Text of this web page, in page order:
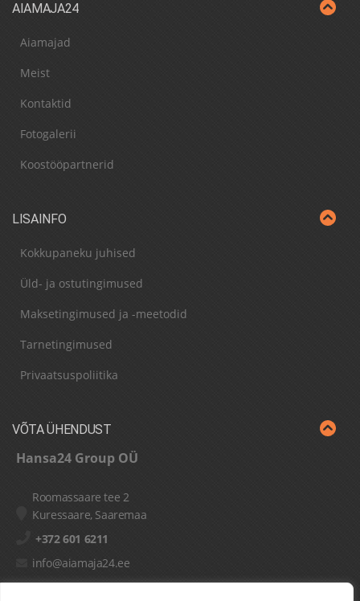
AIAMAJA24
Aiamajad
Meist
Kontaktid
Fotogalerii
Koostööpartnerid
LISAINFO
Kokkupaneku juhised
Üld- ja ostutingimused
Maksetingimused ja -meetodid
Tarnetingimused
Privaatsuspoliitika
VÕTA ÜHENDUST
Hansa24 Group OÜ
Roomassaare tee 2
Kuressaare, Saaremaa
+372 601 6211
info@aiamaja24.ee